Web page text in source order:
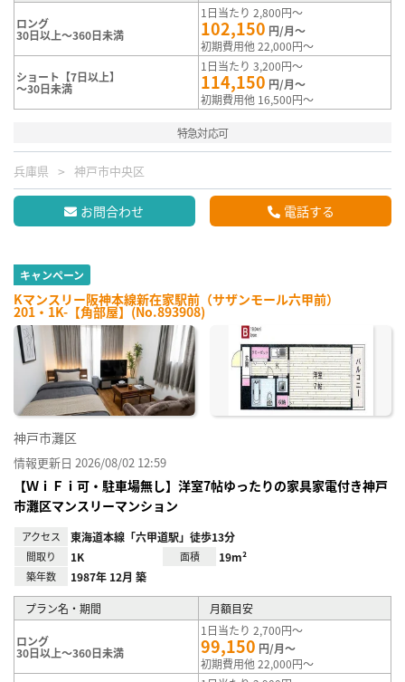
ロング
30日以上～360日未満
1日当たり 2,800円～
102,150 円/月～
初期費用他 22,000円～
ショート【7日以上】
～30日未満
1日当たり 3,200円～
114,150 円/月～
初期費用他 16,500円～
特急対応可
兵庫県 神戸市中央区
お問合わせ 電話する
キャンペーン
Kマンスリー阪神本線新在家駅前（サザンモール六甲前）
201・1K-【角部屋】(No.893908)
神戸市灘区
情報更新日 2026/08/02 12:59
【ＷｉＦｉ可・駐車場無し】洋室7帖ゆったりの家具家電付き神戸
市灘区マンスリーマンション
アクセス 東海道本線「六甲道駅」徒歩13分
間取り 1K 面積 19m²
築年数 1987年 12月 築
プラン名・期間 月額目安
ロング
30日以上～360日未満
1日当たり 2,700円～
99,150 円/月～
初期費用他 22,000円～